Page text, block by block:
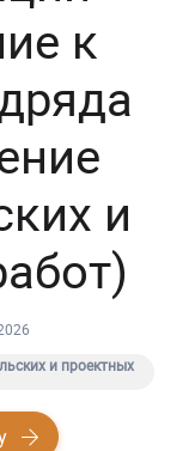
к
и
и проектных